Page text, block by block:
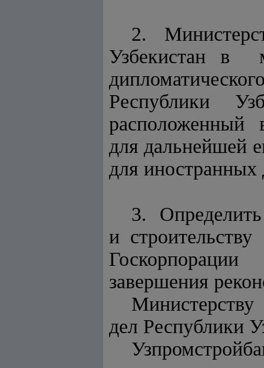
2.
Узбекистан в
Республики
расположенный
для дальнейшей
для иностранных
3.
и
завершения
дел Республики